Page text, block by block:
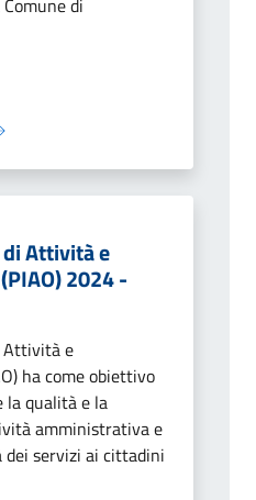
Attività e
2024 -
Attività e
ha come obiettivo
la qualità e la
amministrativa e
servizi ai cittadini